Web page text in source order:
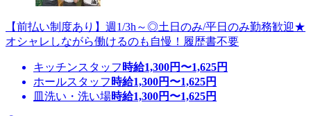
【前払い制度あり】週1/3h～◎土日のみ/平日のみ勤務歓迎★
オシャレしながら働けるのも自慢！履歴書不要
キッチンスタッフ 時給1,300円〜1,625円
ホールスタッフ 時給1,300円〜1,625円
皿洗い・洗い場時給1,300円〜1,625円